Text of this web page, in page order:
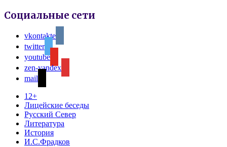
Социальные сети
vkontakte
twitter
youtube
zen-yandex
mail
12+
Лицейские беседы
Русский Север
Литература
История
И.С.Фрадков